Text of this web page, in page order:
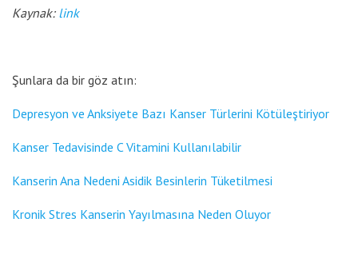
Kaynak: link
Şunlara da bir göz atın:
Depresyon ve Anksiyete Bazı Kanser Türlerini Kötüleştiriyor
Kanser Tedavisinde C Vitamini Kullanılabilir
Kanserin Ana Nedeni Asidik Besinlerin Tüketilmesi
Kronik Stres Kanserin Yayılmasına Neden Oluyor